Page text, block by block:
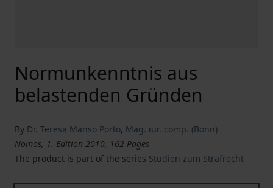
Normunkenntnis aus
belastenden Gründen
By Dr. Teresa Manso Porto, Mag. iur. comp. (Bonn)
Nomos, 1. Edition 2010, 162 Pages
The product is part of the series Studien zum Strafrecht